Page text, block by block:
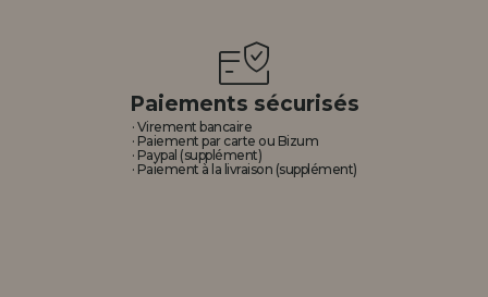
Paiements sécurisés
· Virement bancaire
· Paiement par carte ou Bizum
· Paypal (supplément)
· Paiement à la livraison (supplément)